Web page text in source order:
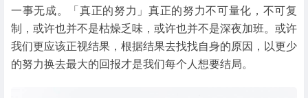
一事无成。「真正的努力」真正的努力不可量化，不可复
制，或许也并不是枯燥乏味，或许也并不是深夜加班。或许
我们更应该正视结果，根据结果去找找自身的原因，以更少
的努力换去最大的回报才是我们每个人想要结局。